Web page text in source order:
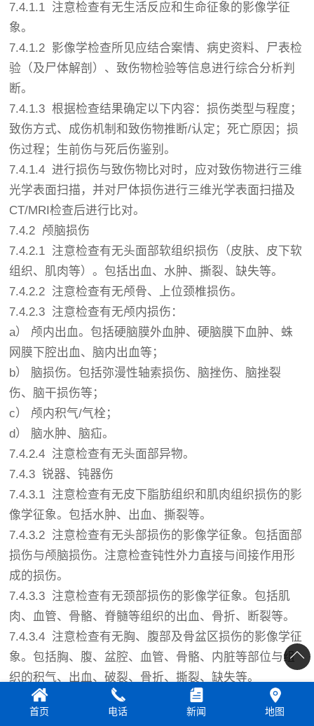
7.4.1.1 注意检查有无生活反应和生命征象的影像学征
象。
7.4.1.2 影像学检查所见应结合案情、病史资料、尸表检
验（及尸体解剖）、致伤物检验等信息进行综合分析判
断。
7.4.1.3 根据检查结果确定以下内容：损伤类型与程度；
致伤方式、成伤机制和致伤物推断/认定；死亡原因；损
伤过程；生前伤与死后伤鉴别。
7.4.1.4 进行损伤与致伤物比对时，应对致伤物进行三维
光学表面扫描，并对尸体损伤进行三维光学表面扫描及
CT/MRI检查后进行比对。
7.4.2 颅脑损伤
7.4.2.1 注意检查有无头面部软组织损伤（皮肤、皮下软
组织、肌肉等）。包括出血、水肿、撕裂、缺失等。
7.4.2.2 注意检查有无颅骨、上位颈椎损伤。
7.4.2.3 注意检查有无颅内损伤：
a） 颅内出血。包括硬脑膜外血肿、硬脑膜下血肿、蛛
网膜下腔出血、脑内出血等；
b） 脑损伤。包括弥漫性轴索损伤、脑挫伤、脑挫裂
伤、脑干损伤等；
c） 颅内积气/气栓；
d） 脑水肿、脑疝。
7.4.2.4 注意检查有无头面部异物。
7.4.3 锐器、钝器伤
7.4.3.1 注意检查有无皮下脂肪组织和肌肉组织损伤的影
像学征象。包括水肿、出血、撕裂等。
7.4.3.2 注意检查有无头部损伤的影像学征象。包括面部
损伤与颅脑损伤。注意检查钝性外力直接与间接作用形
成的损伤。
7.4.3.3 注意检查有无颈部损伤的影像学征象。包括肌
肉、血管、骨骼、脊髓等组织的出血、骨折、断裂等。
7.4.3.4 注意检查有无胸、腹部及骨盆区损伤的影像学征
象。包括胸、腹、盆腔、血管、骨骼、内脏等部位与组
织的积气、出血、破裂、骨折、撕裂、缺失等。
7.4.3.5 注意检查有无四肢损伤的影像学征象。注意检查
有无反映生前机体意识、姿势、位置的特征性损伤（如
首页 电话 新闻 地图